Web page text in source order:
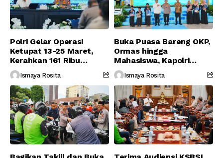
Polri Gelar Operasi
Ketupat 13-25 Maret,
Kerahkan 161 Ribu
Personel Gabungan
Ismaya Rosita
Buka Puasa Bareng OKP,
Ormas hingga
Mahasiswa, Kapolri
Serukan Jaga
Persatuan-Dukung
Program Pemerintah
Ismaya Rosita